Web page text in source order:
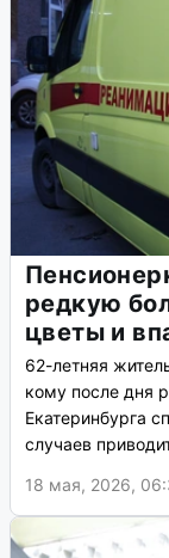
редкую
цветы и
62-летняя
кому после дня
Екатеринбурга
случаев
18 мая, 2026,